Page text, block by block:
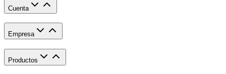
Cuenta
Empresa
Productos